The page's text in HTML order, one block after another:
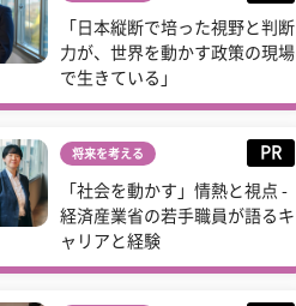
「日本縦断で培った視野と判断
力が、世界を動かす政策の現場
で生きている」
将来を考える PR
「社会を動かす」情熱と視点 -
経済産業省の若手職員が語るキ
ャリアと経験